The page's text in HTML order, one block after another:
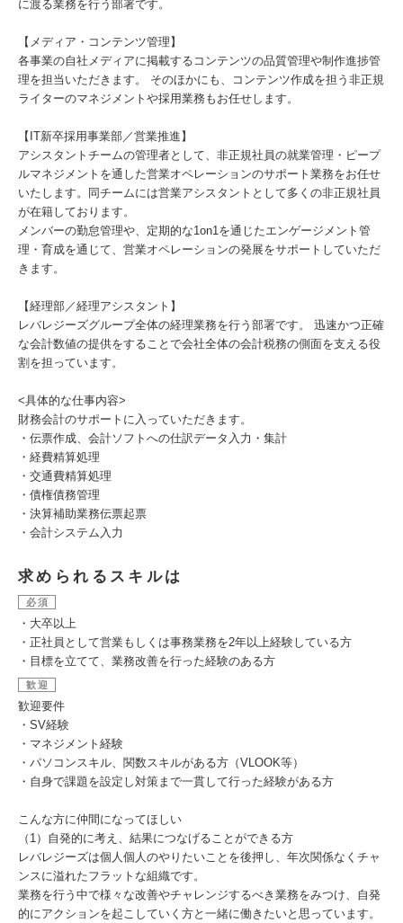
に渡る業務を行う部署です。
【メディア・コンテンツ管理】
各事業の自社メディアに掲載するコンテンツの品質管理や制作進捗管
理を担当いただきます。 そのほかにも、コンテンツ作成を担う非正規
ライターのマネジメントや採用業務もお任せします。
【IT新卒採用事業部／営業推進】
アシスタントチームの管理者として、非正規社員の就業管理・ピープ
ルマネジメントを通した営業オペレーションのサポート業務をお任せ
いたします。同チームには営業アシスタントとして多くの非正規社員
が在籍しております。
メンバーの勤怠管理や、定期的な1on1を通じたエンゲージメント管
理・育成を通じて、営業オペレーションの発展をサポートしていただ
きます。
【経理部／経理アシスタント】
レバレジーズグループ全体の経理業務を行う部署です。 迅速かつ正確
な会計数値の提供をすることで会社全体の会計税務の側面を支える役
割を担っています。
<具体的な仕事内容>
財務会計のサポートに入っていただきます。
・伝票作成、会計ソフトへの仕訳データ入力・集計
・経費精算処理
・交通費精算処理
・債権債務管理
・決算補助業務伝票起票
・会計システム入力
求められるスキルは
必須
・大卒以上
・正社員として営業もしくは事務業務を2年以上経験している方
・目標を立てて、業務改善を行った経験のある方
歓迎
歓迎要件
・SV経験
・マネジメント経験
・パソコンスキル、関数スキルがある方（VLOOK等）
・自身で課題を設定し対策まで一貫して行った経験がある方
こんな方に仲間になってほしい
（1）自発的に考え、結果につなげることができる方
レバレジーズは個人個人のやりたいことを後押し、年次関係なくチャ
ンスに溢れたフラットな組織です。
業務を行う中で様々な改善やチャレンジするべき業務をみつけ、自発
的にアクションを起こしていく方と一緒に働きたいと思っています。